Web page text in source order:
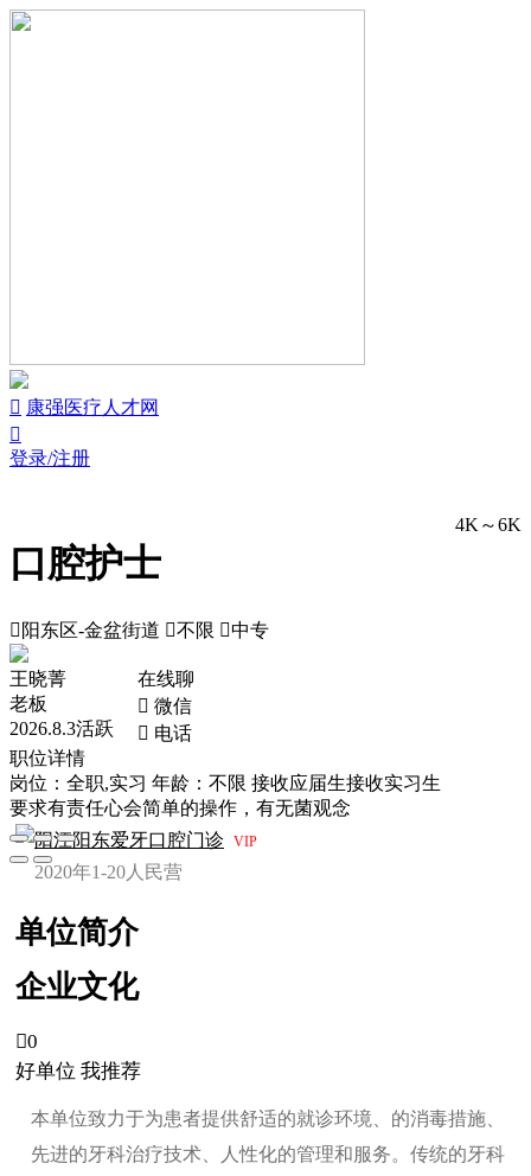
 康强医疗人才网

登录/注册
口腔护士
4K～6K
 阳东区-金盆街道 不限 中专
王晓菁
老板
2026.8.3活跃
在线聊
 微信
 电话
职位详情
岗位：全职,实习 年龄：不限 接收应届生接收实习生
要求有责任心会简单的操作，有无菌观念
阳江阳东爱牙口腔门诊 VIP
2020年1-20人 民营
单位简介
企业文化
0
好单位 我推荐
本单位致力于为患者提供舒适的就诊环境、的消毒措施、
先进的牙科治疗技术、人性化的管理和服务。传统的牙科